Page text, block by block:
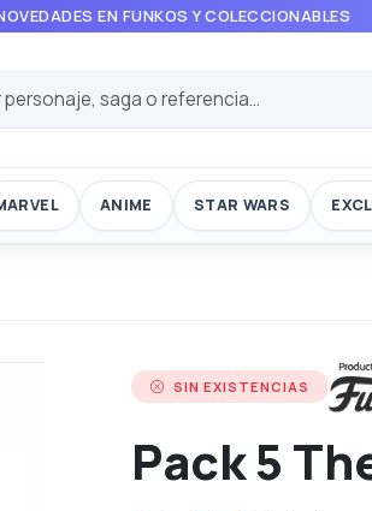
EN FUNKOS Y COLECCIONABLES
ANIME STAR WARS
SIN EXISTENCIAS
Pack 5